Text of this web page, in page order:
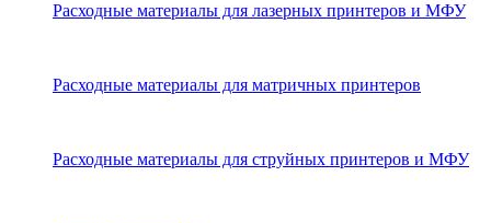
Расходные материалы для лазерных принтеров и МФУ
Расходные материалы для матричных принтеров
Расходные материалы для струйных принтеров и МФУ